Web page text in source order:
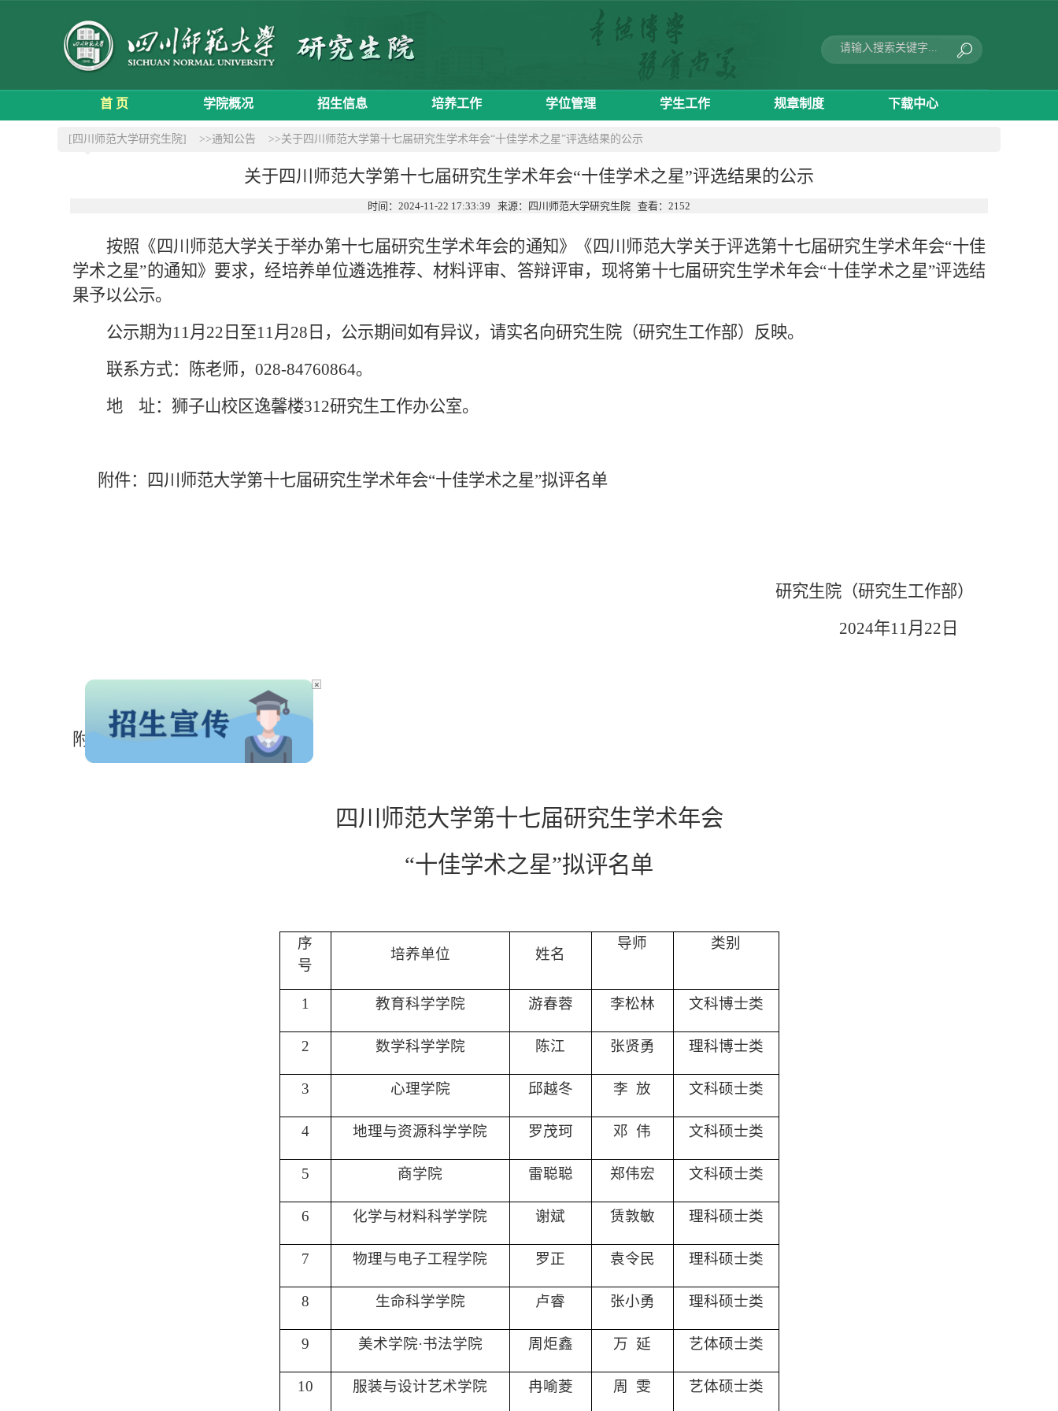
首 页 学院概况 招生信息 培养工作 学位管理 学生工作 规章制度 下载中心
[四川师范大学研究生院] >>通知公告 >>关于四川师范大学第十七届研究生学术年会“十佳学术之星”评选结果的公示
关于四川师范大学第十七届研究生学术年会“十佳学术之星”评选结果的公示
时间：2024-11-22 17:33:39 来源：四川师范大学研究生院 查看： 2152
按照《四川师范大学关于举办第十七届研究生学术年会的通知》《四川师范大学关于评选第十七届研究生学术年会“十佳
学术之星”的通知》要求，经培养单位遴选推荐、材料评审、答辩评审，现将第十七届研究生学术年会“十佳学术之星”评选结
果予以公示。
公示期为11月 22 日至11月 28 日，公示期间如有异议，请实名向研究生院（研究生工作部）反映。
联系方式：陈老师， 028-84760864。
地
址：狮子山校区逸馨楼312研究生工作办公室。
附件：四川师范大学第十七届研究生学术年会“十佳学术之星”拟评名单
研究生院（研究生工作部）
2024年11月 22 日
附件
四川师范大学第十七届研究生学术年会
“十佳学术之星”拟评名单
序
号
培养单位 姓名
导师 类别
1 教育科学学院 游春蓉 李松林 文科博士类
2 数学科学学院 陈江 张贤勇 理科博士类
3 心理学院 邱越冬 李 放 文科硕士类
4 地理与资源科学学院 罗茂珂 邓 伟 文科硕士类
5 商学院 雷聪聪 郑伟宏 文科硕士类
6 化学与材料科学学院 谢斌 赁敦敏 理科硕士类
7 物理与电子工程学院 罗正 袁令民 理科硕士类
8 生命科学学院 卢睿 张小勇 理科硕士类
9 美术学院·书法学院 周炬鑫 万 延 艺体硕士类
10 服装与设计艺术学院 冉喻菱 周 雯 艺体硕士类
×